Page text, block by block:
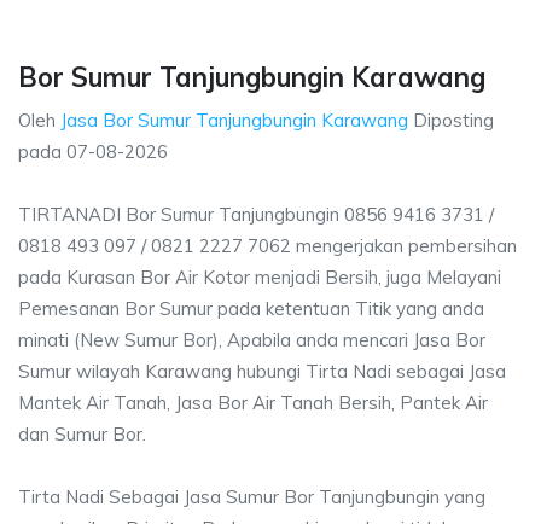
Bor Sumur Tanjungbungin Karawang
Oleh Jasa Bor Sumur Tanjungbungin Karawang Diposting
pada 07-08-2026
TIRTANADI Bor Sumur Tanjungbungin 0856 9416 3731 /
0818 493 097 / 0821 2227 7062 mengerjakan pembersihan
pada Kurasan Bor Air Kotor menjadi Bersih, juga Melayani
Pemesanan Bor Sumur pada ketentuan Titik yang anda
minati (New Sumur Bor), Apabila anda mencari Jasa Bor
Sumur wilayah Karawang hubungi Tirta Nadi sebagai Jasa
Mantek Air Tanah, Jasa Bor Air Tanah Bersih, Pantek Air
dan Sumur Bor.
Tirta Nadi Sebagai Jasa Sumur Bor Tanjungbungin yang